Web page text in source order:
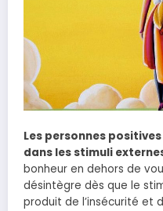
Les personnes
dans les stimuli
bonheur en dehors de
désintègre dès que le
produit de l’insécurité et